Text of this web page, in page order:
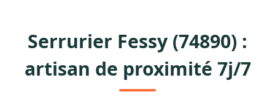
Serrurier Fessy (74890) :
artisan de proximité 7j/7